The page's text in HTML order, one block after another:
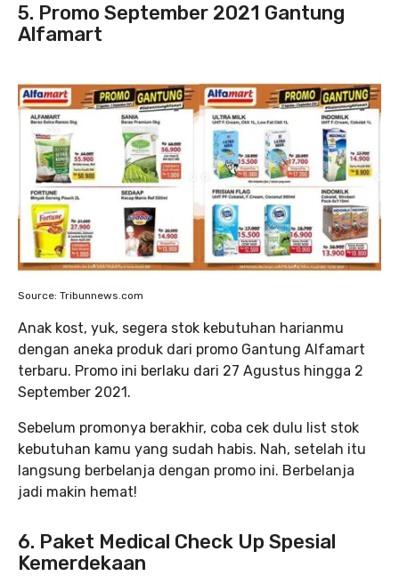
5. Promo September 2021 Gantung
Alfamart
Source: Tribunnews.com
Anak kost, yuk, segera stok kebutuhan harianmu
dengan aneka produk dari promo Gantung Alfamart
terbaru. Promo ini berlaku dari 27 Agustus hingga 2
September 2021.
Sebelum promonya berakhir, coba cek dulu list stok
kebutuhan kamu yang sudah habis. Nah, setelah itu
langsung berbelanja dengan promo ini. Berbelanja
jadi makin hemat!
6. Paket Medical Check Up Spesial
Kemerdekaan